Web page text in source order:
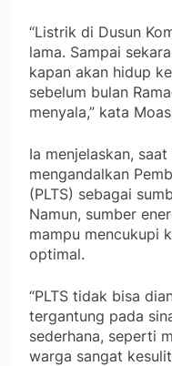
“Listrik di Dusun
lama. Sampai
kapan akan hidup
sebelum bulan
menyala,” kata
Ia menjelaskan,
mengandalkan
(PLTS) sebagai
Namun, sumber
mampu mencukupi
optimal.
“PLTS tidak bisa
tergantung pada
sederhana, seperti
warga sangat